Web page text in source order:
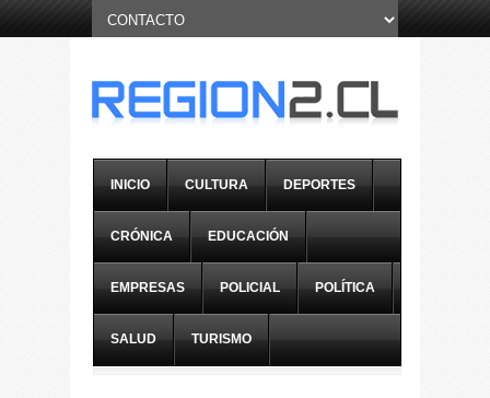
INICIO CULTURA DEPORTES
CRÓNICA EDUCACIÓN
EMPRESAS POLICIAL POLÍTICA
SALUD TURISMO